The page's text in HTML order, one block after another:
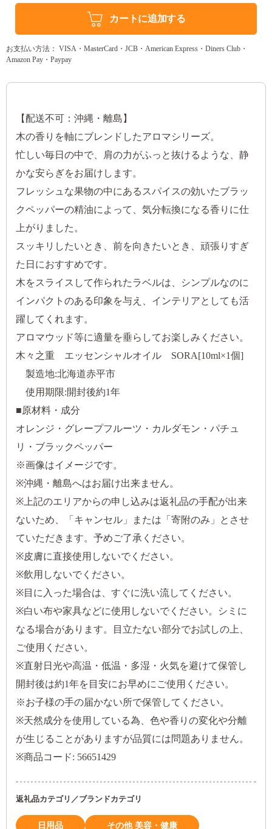
カートに追加する
お支払い方法： VISA・MasterCard・JCB・American Express・Diners Club・
Amazon Pay・Paypay
【配送不可：沖縄・離島】
木の香りを軸にブレンドしたアロマシリーズ。
忙しい毎日の中で、肩の力がふっと抜けるような、静
かな安らぎをお届けします。
フレッシュな果物の中にあるスパイスの効いたブラッ
クペッパーの精油によって、気分転換になる香りに仕
上がりました。
スッキリしたいとき、前を向きたいとき、頑張りすぎ
た日におすすめです。
木をスライスして作られたラベルは、シンプルなのに
インパクトのある印象を与え、インテリアとしても活
躍してくれます。
アロマウッド等に適量を垂らしてお楽しみください。
木々之重 エッセンシャルオイル SORA[10ml×1個]
製造地:北海道赤平市
使用期限:開封後約1年
■原材料・成分
オレンジ・グレープフルーツ・カルダモン・パチュ
リ・ブラックペッパー
※画像はイメージです。
※沖縄・離島へはお届け出来ません。
※上記のエリアからの申し込みは返礼品の手配が出来
ないため、「キャンセル」または「寄附のみ」とさせ
ていただきます。予めご了承ください。
※皮膚に直接使用しないでください。
※飲用しないでください。
※目に入った場合は、すぐに洗い流してください。
※白い布や家具などに使用しないでください。シミに
なる場合があります。目立たない部分でお試しの上、
ご使用ください。
※直射日光や高温・低温・多湿・火気を避けて保管し
開封後は約1年を目安にお早めにご使用ください。
※お子様の手の届かない所で保管してください。
※天然成分を使用している為、色や香りの変化や分離
が生じることがありますが品質には問題ありません。
※商品コード: 56651429
返礼品カテゴリ／ブランドカテゴリ
日用品 その他 美容・健康